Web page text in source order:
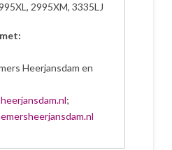
2995XM, 3335LJ
Heerjansdam en
;